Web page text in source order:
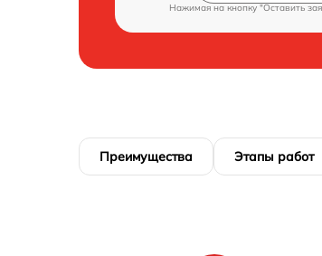
Нажимая на кнопку "Оставить
Преимущества Этапы работ